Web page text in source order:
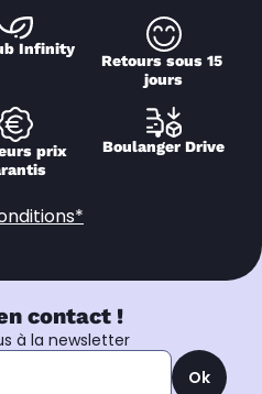
Infinity
Retours sous 15
jours
prix
Boulanger Drive
contact !
à la newsletter
Ok